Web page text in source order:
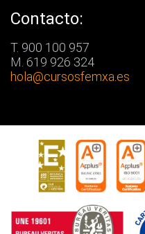
Contacto:
T. 900 100 957
M. 619 926 324
hola@cursosfemxa.es